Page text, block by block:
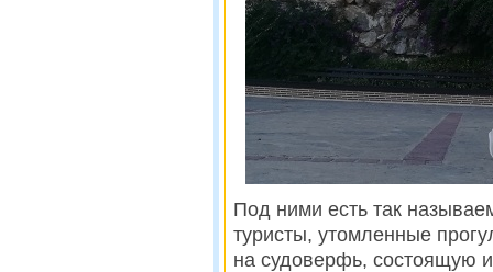
Под ними есть так
туристы, утомленные
на судоверфь, состоящую